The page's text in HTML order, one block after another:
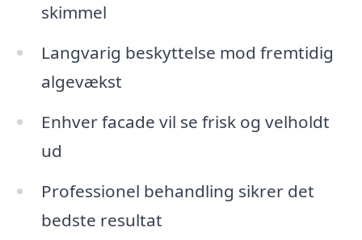
skimmel
Langvarig beskyttelse mod fremtidig
algevækst
Enhver facade vil se frisk og velholdt
ud
Professionel behandling sikrer det
bedste resultat